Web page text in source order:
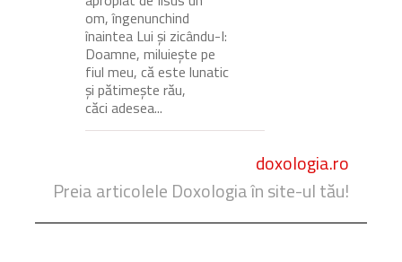
om, îngenunchind
înaintea Lui și zicându-I:
Doamne, miluiește pe
fiul meu, că este lunatic
și pătimește rău,
căci adesea...
doxologia.ro
Preia articolele Doxologia în site-ul tău!